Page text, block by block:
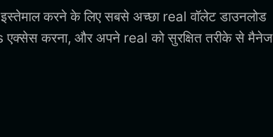
करने के लिए सबसे अच्छा real वॉलेट डाउनलोड
एक्सेस करना, और अपने real को सुरक्षित तरीके से मैनेज